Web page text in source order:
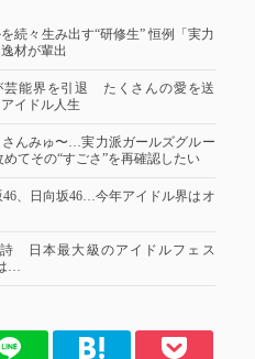
続々生み出す“研修生” 恒例「実力
材が輩出
芸能界を引退 たくさんの愛を送
イドル人生
んみゅ〜…実力派ガールズグルー
てその“すごさ”を再確認したい
、日向坂46…今年アイドル界はオ
日本最大級のアイドルフェス
…
ブ Pocket